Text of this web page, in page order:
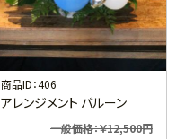
商品ID：406
アレンジメント バルーン
一般価格：￥12,500円